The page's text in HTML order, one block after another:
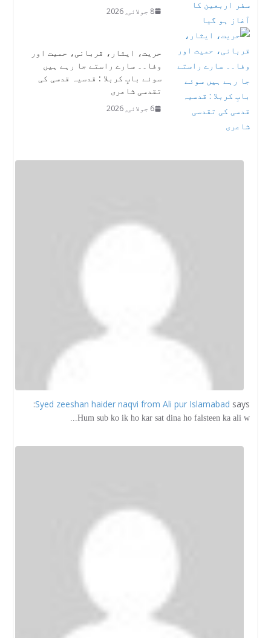
8 جولائی, 2026
حریت، ایثار، قربانی، حمیت اور
وفا۔۔ سارے راستے جا رہے ہیں
سوئے بابِ کربلا : قدسیہ قدسی کی
تقدسی شاعری
6 جولائی, 2026
Syed zeeshan haider naqvi from Ali pur Islamabad says:
Hum sub ko ik ho kar sat dina ho falsteen ka ali w...